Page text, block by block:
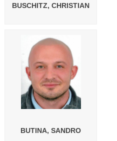
BUSCHITZ, CHRISTIAN
BUTINA, SANDRO